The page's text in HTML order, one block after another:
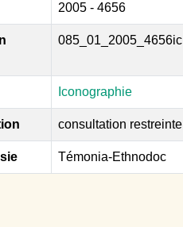
2005 - 4656
085_01_2005_4656ic
Iconographie
consultation restreinte
Témonia-Ethnodoc